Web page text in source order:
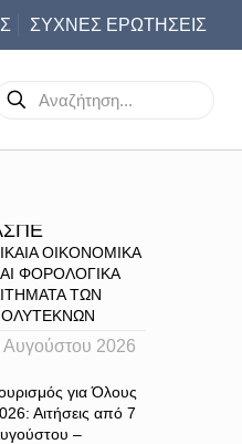
ΣΥΧΝΕΣ ΕΡΩΤΗΣΕΙΣ
ΟΙΚΟΝΟΜΙΚΑ
ΦΟΡΟΛΟΓΙΚΑ
ΤΩΝ
Αυγούστου 2026
για Όλους
Αιτήσεις από 7
–